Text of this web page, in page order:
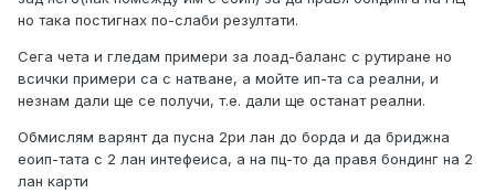
но така постигнах по-слаби резултати.
Сега чета и гледам примери за лоад-баланс с рутиране но
всички примери са с натване, а мойте ип-та са реални, и
незнам дали ще се получи, т.е. дали ще останат реални.
Обмислям варянт да пусна 2ри лан до борда и да бриджна
еоип-тата с 2 лан интефеиса, а на пц-то да правя бондинг на 2
лан карти